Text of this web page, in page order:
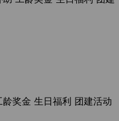
龄奖金 生日福利 团建活动